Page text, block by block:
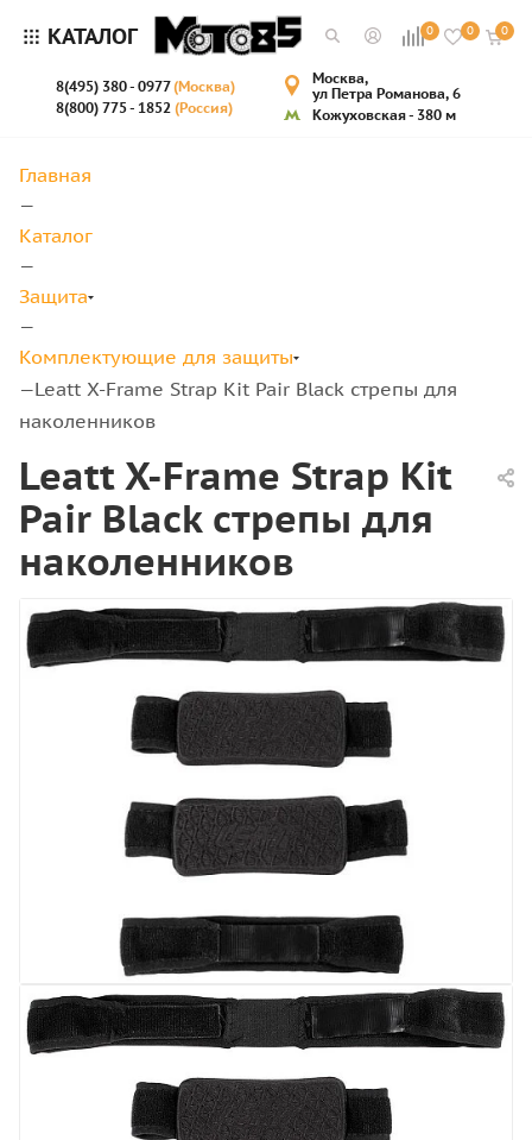
КАТАЛОГ 0 0 0
8(495) 380 - 0977(Москва)
8(800) 775 - 1852 (Россия)
Москва,
ул Петра Романова, 6
Кожуховская - 380 м
Главная
—
Каталог
—
Защита
—
Комплектующие для защиты
—Leatt X-Frame Strap Kit Pair Black стрепы для
наколенников
Leatt X-Frame Strap Kit
Pair Black стрепы для
наколенников